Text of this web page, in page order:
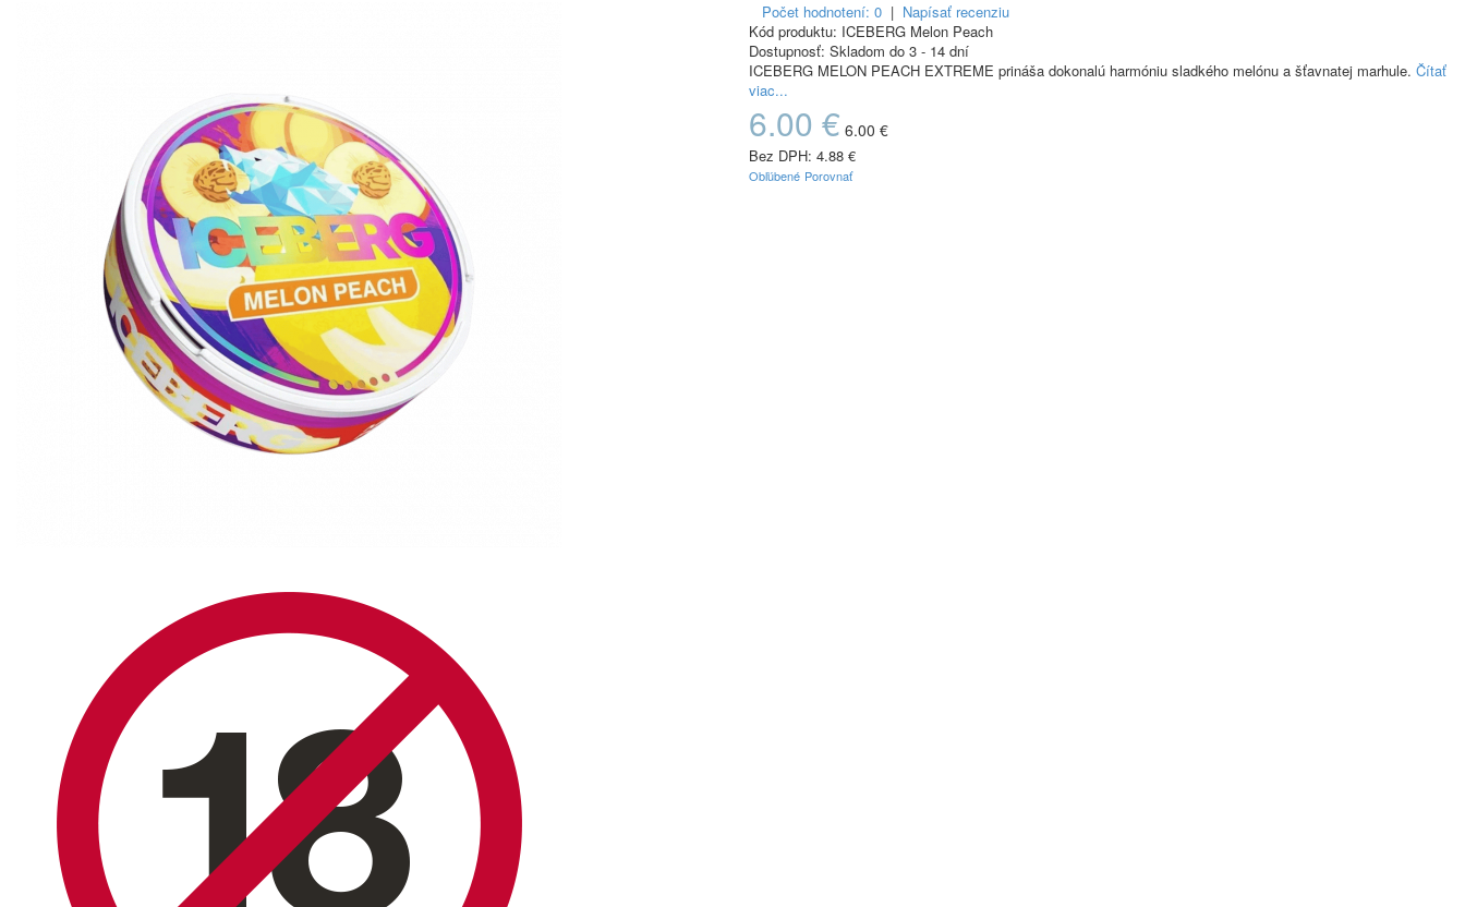
Počet hodnotení: 0 | Napísať recenziu
Kód produktu: ICEBERG Melon Peach
Dostupnosť: Skladom do 3 - 14 dní
ICEBERG MELON PEACH EXTREME prináša dokonalú harmóniu sladkého melónu a šťavnatej marhule. Čítať
viac...
6.00 € 6.00 €
Bez DPH: 4.88 €
Obľúbené Porovnať